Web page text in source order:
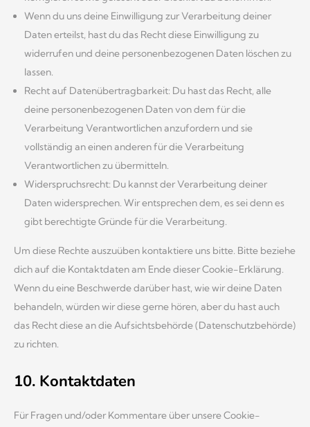
Wenn du uns deine Einwilligung zur Verarbeitung deiner
Daten erteilst, hast du das Recht diese Einwilligung zu
widerrufen und deine personenbezogenen Daten löschen zu
lassen.
Recht auf Datenübertragbarkeit: Du hast das Recht, alle
deine personenbezogenen Daten von dem für die
Verarbeitung Verantwortlichen anzufordern und sie
vollständig an einen anderen für die Verarbeitung
Verantwortlichen zu übermitteln.
Widerspruchsrecht: Du kannst der Verarbeitung deiner
Daten widersprechen. Wir entsprechen dem, es sei denn es
gibt berechtigte Gründe für die Verarbeitung.
Um diese Rechte auszuüben kontaktiere uns bitte. Bitte beziehe
dich auf die Kontaktdaten am Ende dieser Cookie-Erklärung.
Wenn du eine Beschwerde darüber hast, wie wir deine Daten
behandeln, würden wir diese gerne hören, aber du hast auch
das Recht diese an die Aufsichtsbehörde (Datenschutzbehörde)
zu richten.
10. Kontaktdaten
Für Fragen und/oder Kommentare über unsere Cookie-